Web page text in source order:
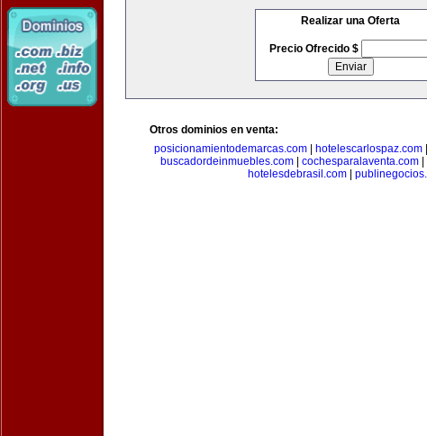
Realizar una Oferta
Precio Ofrecido $
Otros dominios en venta:
posicionamientodemarcas.com| hotelescarlospaz.com|
buscadordeinmuebles.com
cochesparalaventa.com
hotelesdebrasil.com